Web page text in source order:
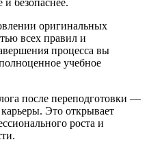
оригинальных
всех правил и
процесса вы
учебное
после переподготовки —
Это открывает
роста и